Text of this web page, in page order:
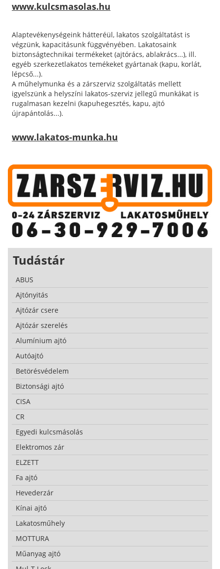
www.kulcsmasolas.hu
Alaptevékenységeink hátteréül, lakatos szolgáltatást is
végzünk, kapacitásunk függvényében. Lakatosaink
biztonságtechnikai termékeket (ajtórács, ablakrács...), ill.
egyéb szerkezetlakatos temékeket gyártanak (kapu, korlát,
lépcső...).
A műhelymunka és a zárszerviz szolgáltatás mellett
igyelszünk a helyszíni lakatos-szerviz jellegű munkákat is
rugalmasan kezelni (kapuhegesztés, kapu, ajtó
újrapántolás...).
www.lakatos-munka.hu
Tudástár
ABUS
Ajtónyitás
Ajtózár csere
Ajtózár szerelés
Alumínium ajtó
Autóajtó
Betörésvédelem
Biztonsági ajtó
CISA
CR
Egyedi kulcsmásolás
Elektromos zár
ELZETT
Fa ajtó
Hevederzár
Kínai ajtó
Lakatosműhely
MOTTURA
Műanyag ajtó